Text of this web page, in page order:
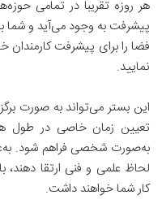
هر روزه تقریباً در تمامی
پیشرفت به وجود می‌آید و شما
فضا را برای پیشرفت کارمندان
نمایید.
این بستر می‌تواند به صورت
تعیین زمان خاصی در طول
به‌صورت شخصی فراهم شود.
لحاظ علمی و فنی ارتقا
کار شما خواهند داشت.